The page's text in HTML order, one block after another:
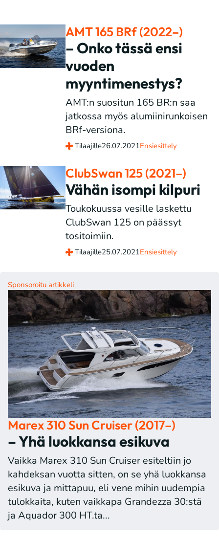
AMT 165 BRf (2022–)
– Onko tässä ensi
vuoden
myyntimenestys?
AMT:n suositun 165 BR:n saa
jatkossa myös alumiinirunkoisen
BRf-versiona.
Tilaajille26.07.2021Ensiesittely
ClubSwan 125 (2021–)
Vähän isompi kilpuri
Toukokuussa vesille laskettu
ClubSwan 125 on päässyt
tositoimiin.
Tilaajille25.07.2021Ensiesittely
Sponsoroitu artikkeli
Marex 310 Sun Cruiser (2017–)
– Yhä luokkansa esikuva
Vaikka Marex 310 Sun Cruiser esiteltiin jo
kahdeksan vuotta sitten, on se yhä luokkansa
esikuva ja mittapuu, eli vene mihin uudempia
tulokkaita, kuten vaikkapa Grandezza 30:stä
ja Aquador 300 HT.ta...